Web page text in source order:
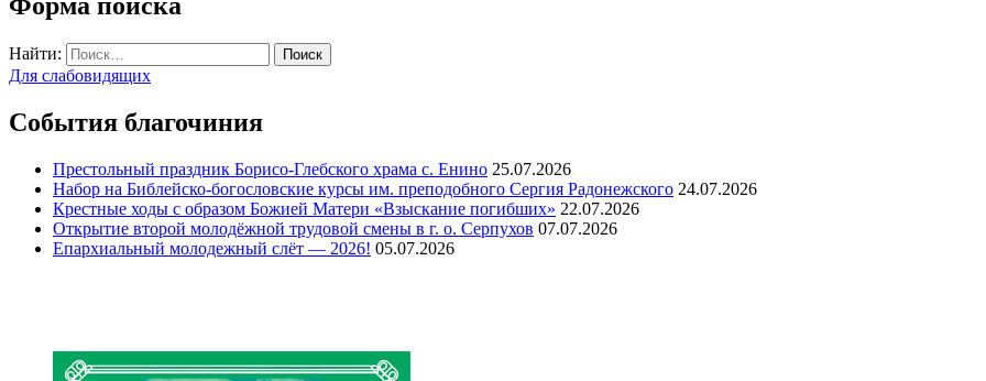
Форма поиска
Найти:
Для слабовидящих
События благочиния
Престольный праздник Борисо-Глебского храма с. Енино 25.07.2026
Набор на Библейско-богословские курсы им. преподобного Сергия Радонежского 24.07.2026
Крестные ходы с образом Божией Матери «Взыскание погибших» 22.07.2026
Открытие второй молодёжной трудовой смены в г. о. Серпухов 07.07.2026
Епархиальный молодежный слёт — 2026! 05.07.2026